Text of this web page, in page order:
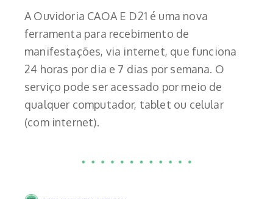
A Ouvidoria CAOA E D21 é uma nova
ferramenta para recebimento de
manifestações, via internet, que funciona
24 horas por dia e 7 dias por semana. O
serviço pode ser acessado por meio de
qualquer computador, tablet ou celular
(com internet).